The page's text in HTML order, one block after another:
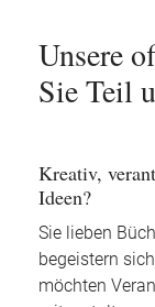
Unsere
Sie Teil
Kreativ,
Ideen?
Sie lieben
begeistern
möchten